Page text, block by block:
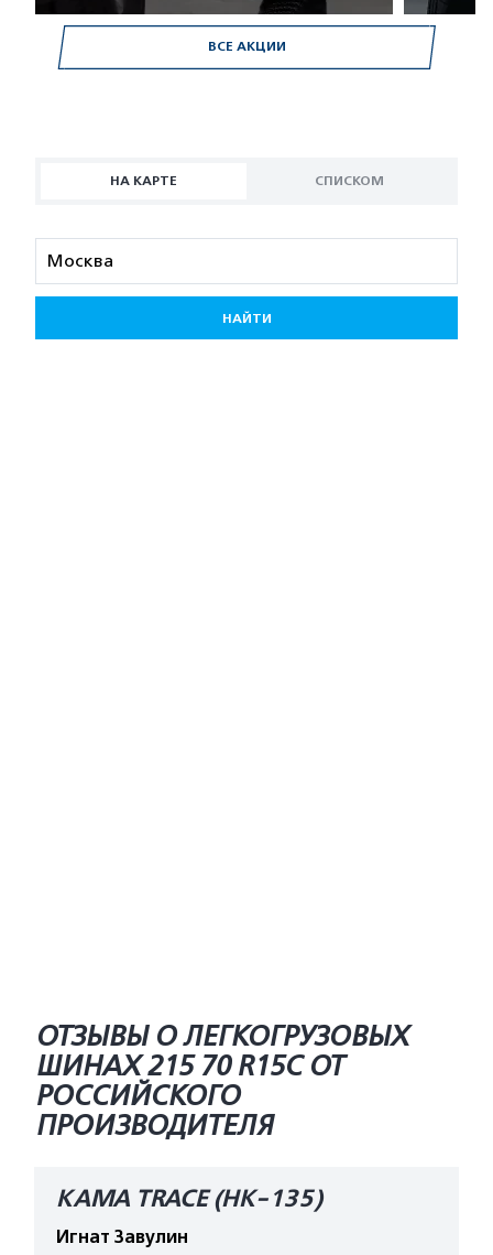
ВСЕ АКЦИИ
НА КАРТЕ СПИСКОМ
НАЙТИ
ОТЗЫВЫ О ЛЕГКОГРУЗОВЫХ
ШИНАХ 215 70 R15C ОТ
РОССИЙСКОГО
ПРОИЗВОДИТЕЛЯ
КАМА TRACE (HK-135)
Игнат Завулин